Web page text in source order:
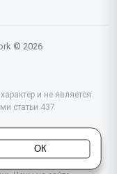
© 2026
и не является
статьи 437
техники Bork, но не
а также
ОК